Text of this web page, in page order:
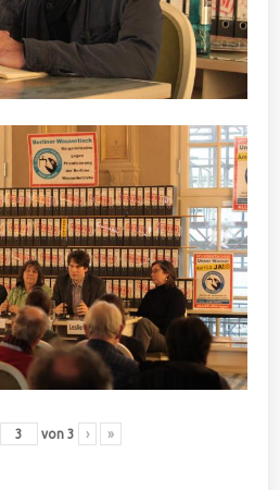
von 3 › »